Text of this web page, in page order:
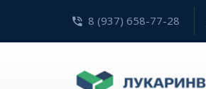
8 (937) 658-77-28